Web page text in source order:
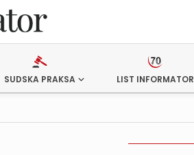
SUDSKA PRAKSA LIST INFORMATOR